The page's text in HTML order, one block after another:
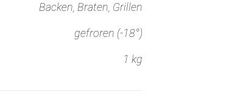
Backen, Braten, Grillen
gefroren (-18°)
1 kg